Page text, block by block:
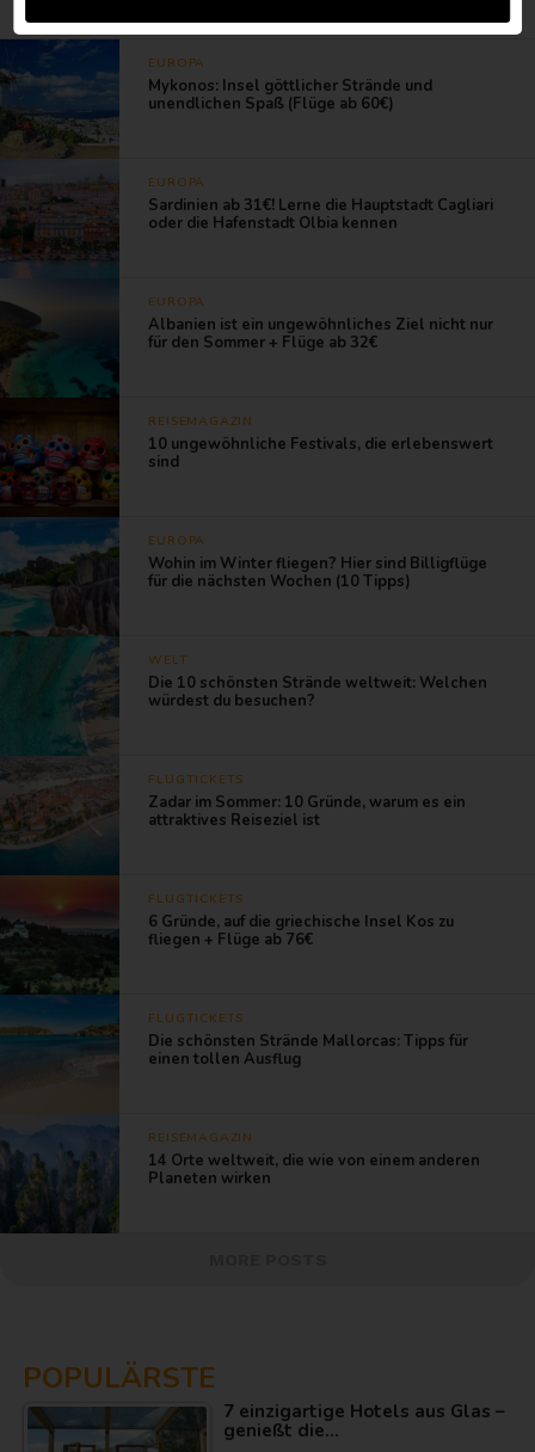
Stories By Redaktion von Flipohits
EUROPA
Mykonos: Insel göttlicher Strände und
unendlichen Spaß (Flüge ab 60€)
EUROPA
Sardinien ab 31€! Lerne die Hauptstadt Cagliari
oder die Hafenstadt Olbia kennen
EUROPA
Albanien ist ein ungewöhnliches Ziel nicht nur
für den Sommer + Flüge ab 32€
REISEMAGAZIN
10 ungewöhnliche Festivals, die erlebenswert
sind
EUROPA
Wohin im Winter fliegen? Hier sind Billigflüge
für die nächsten Wochen (10 Tipps)
WELT
Die 10 schönsten Strände weltweit: Welchen
würdest du besuchen?
FLUGTICKETS
Zadar im Sommer: 10 Gründe, warum es ein
attraktives Reiseziel ist
FLUGTICKETS
6 Gründe, auf die griechische Insel Kos zu
fliegen + Flüge ab 76€
FLUGTICKETS
Die schönsten Strände Mallorcas: Tipps für
einen tollen Ausflug
REISEMAGAZIN
14 Orte weltweit, die wie von einem anderen
Planeten wirken
POPULÄRSTE
7 einzigartige Hotels aus Glas –
genießt die…